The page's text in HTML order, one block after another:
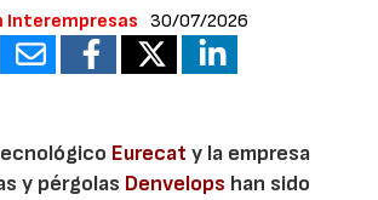
Interempresas 30/07/2026
Eurecat y la empresa
y pérgolas Denvelops han sido